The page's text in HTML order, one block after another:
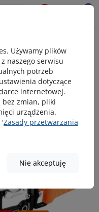
0
Używamy plików
naszego serwisu
potrzeb
dotyczące
internetowej.
bez zmian, pliki
urządzenia.
'Zasady przetwarzania
Nie akceptuję